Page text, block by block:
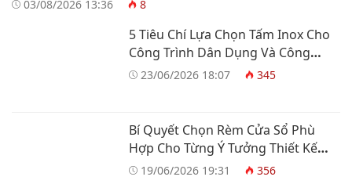
03/08/2026 13:36 8
5 Tiêu Chí Lựa Chọn Tấm Inox Cho
Công Trình Dân Dụng Và Công
Nghiệp
23/06/2026 18:07 345
Bí Quyết Chọn Rèm Cửa Sổ Phù
Hợp Cho Từng Ý Tưởng Thiết Kế
Nhà Ở
19/06/2026 19:31 356